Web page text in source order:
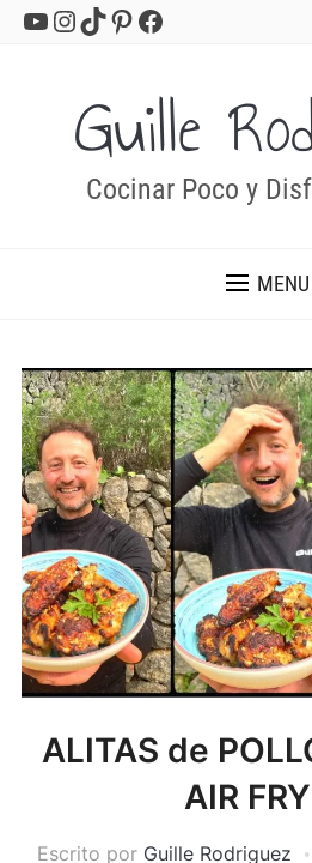
YouTube
Instagram
TikTok
Pinterest
Facebook
Guille
Cocinar Poco y
MENU
ALITAS de
AIR
Escrito por Guille Rodriguez